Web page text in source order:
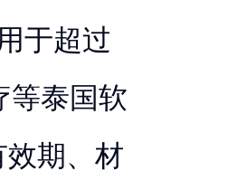
于超过
等泰国软
期、材